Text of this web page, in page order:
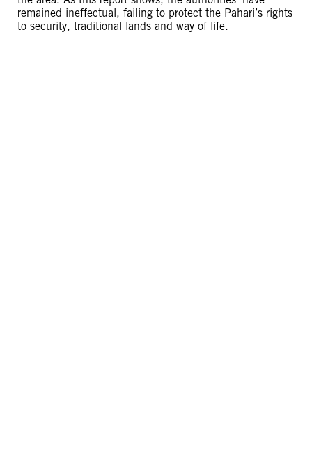
remained ineffectual, failing to protect the Pahari’s rights
to security, traditional lands and way of life.